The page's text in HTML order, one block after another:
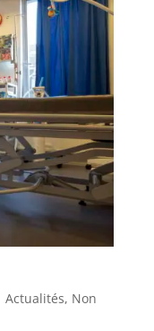
Actualités, Non